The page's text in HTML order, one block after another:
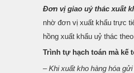
Đơn vị giao uỷ thác xuất
nhờ đơn vị xuất khẩu trực
hồng xuất khẩu uỷ thác
Trình tự hạch toán mà kế
– Khi xuất kho hàng hóa